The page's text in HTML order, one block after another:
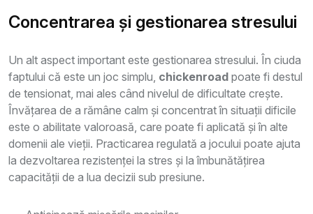
Concentrarea și gestionarea stresului
Un alt aspect important este gestionarea stresului. În ciuda
faptului că este un joc simplu, chickenroad poate fi destul
de tensionat, mai ales când nivelul de dificultate crește.
Învățarea de a rămâne calm și concentrat în situații dificile
este o abilitate valoroasă, care poate fi aplicată și în alte
domenii ale vieții. Practicarea regulată a jocului poate ajuta
la dezvoltarea rezistenței la stres și la îmbunătățirea
capacității de a lua decizii sub presiune.